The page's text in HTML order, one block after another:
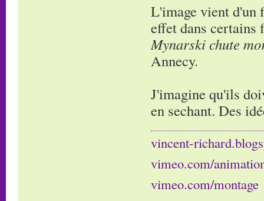
L'image vient
effet dans
Mynarski chute
Annecy.
J'imagine qu'ils
en sechant. Des
vincent-
vimeo.com/
vimeo.com/montage